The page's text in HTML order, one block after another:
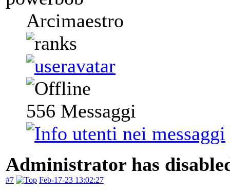
Arcimaestro
556 Messaggi
Administrator has
#7 Feb-17-23 13:02:27